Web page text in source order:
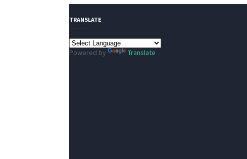
TRANSLATE
Powered by Translate